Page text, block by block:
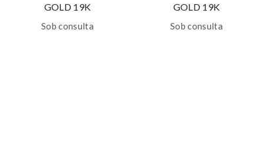
GOLD 19K
Sob consulta
GOLD 19K
Sob consulta